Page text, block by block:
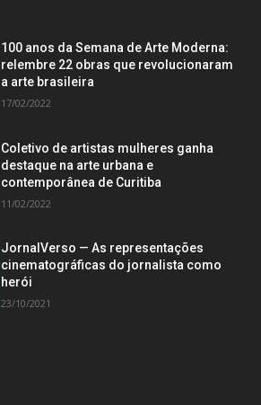
100 anos da Semana de Arte Moderna:
relembre 22 obras que revolucionaram
a arte brasileira
17/02/2022
Coletivo de artistas mulheres ganha
destaque na arte urbana e
contemporânea de Curitiba
11/02/2022
JornalVerso — As representações
cinematográficas do jornalista como
herói
23/10/2021